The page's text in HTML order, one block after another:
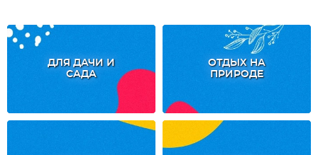
ДЛЯ ДАЧИ И
САДА
ОТДЫХ НА
ПРИРОДЕ